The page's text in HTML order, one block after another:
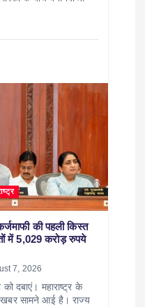
की पहली किस्त
में 5,029 करोड़ रुपये
7, 2026
दबाएं। महाराष्ट्र के
खबर सामने आई है। राज्य